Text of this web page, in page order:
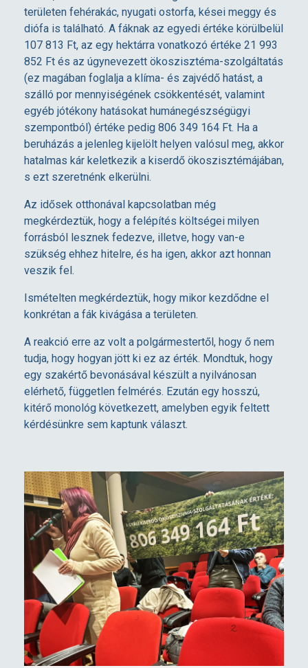
területen fehérakác, nyugati ostorfa, kései meggy és
diófa is található. A fáknak az egyedi értéke körülbelül
107 813 Ft, az egy hektárra vonatkozó értéke 21 993
852 Ft és az úgynevezett ökoszisztéma-szolgáltatás
(ez magában foglalja a klíma- és zajvédő hatást, a
szálló por mennyiségének csökkentését, valamint
egyéb jótékony hatásokat humánegészségügyi
szempontból) értéke pedig 806 349 164 Ft. Ha a
beruházás a jelenleg kijelölt helyen valósul meg, akkor
hatalmas kár keletkezik a kiserdő ökoszisztémájában,
s ezt szeretnénk elkerülni.
Az idősek otthonával kapcsolatban még
megkérdeztük, hogy a felépítés költségei milyen
forrásból lesznek fedezve, illetve, hogy van-e
szükség ehhez hitelre, és ha igen, akkor azt honnan
veszik fel.
Ismételten megkérdeztük, hogy mikor kezdődne el
konkrétan a fák kivágása a területen.
A reakció erre az volt a polgármestertől, hogy ő nem
tudja, hogy hogyan jött ki ez az érték. Mondtuk, hogy
egy szakértő bevonásával készült a nyilvánosan
elérhető, független felmérés. Ezután egy hosszú,
kitérő monológ következett, amelyben egyik feltett
kérdésünkre sem kaptunk választ.